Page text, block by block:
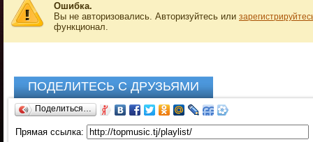
Ошибка.
Вы не авторизовались. Авторизуйтесь или
функционал.
ПОДЕЛИТЕСЬ С ДРУЗЬЯМИ
Поделиться…
Прямая ссылка: